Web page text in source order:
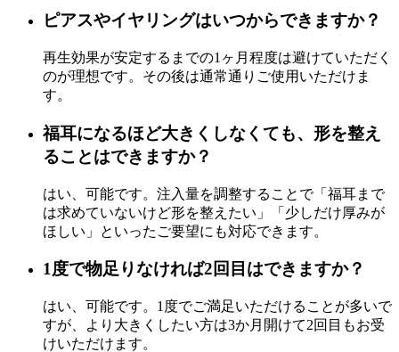
ピアスやイヤリングはいつからできますか？
再生効果が安定するまでの1ヶ月程度は避けていただく
のが理想です。その後は通常通りご使用いただけま
す。
福耳になるほど大きくしなくても、形を整え
ることはできますか？
はい、可能です。注入量を調整することで「福耳まで
は求めていないけど形を整えたい」「少しだけ厚みが
ほしい」といったご要望にも対応できます。
1度で物足りなければ2回目はできますか？
はい、可能です。1度でご満足いただけることが多いで
すが、より大きくしたい方は3か月開けて2回目もお受
けいただけます。